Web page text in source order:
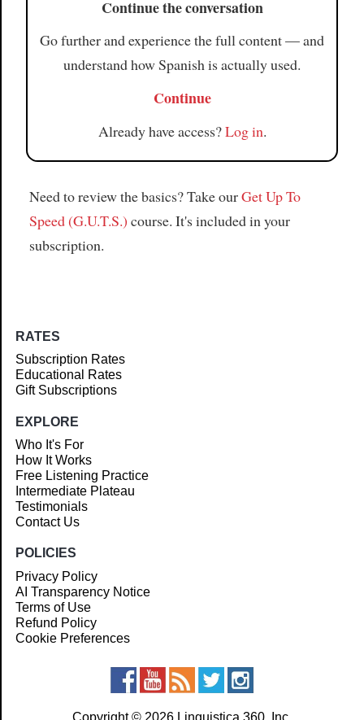
Continue the conversation
Go further and experience the full content — and
understand how Spanish is actually used.
Continue
Already have access?Log in.
Need to review the basics? Take ourGet Up To
Speed (G.U.T.S.) course. It's included in your
subscription.
RATES
Subscription Rates
Educational Rates
Gift Subscriptions
EXPLORE
Who It's For
How It Works
Free Listening Practice
Intermediate Plateau
Testimonials
Contact Us
POLICIES
Privacy Policy
AI Transparency Notice
Terms of Use
Refund Policy
Cookie Preferences
Copyright © 2026 Linguistica 360, Inc.